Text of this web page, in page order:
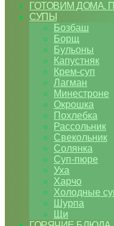
ГОТОВИМ ДОМА.
СУПЫ
Бозбаш
Борщ
Бульоны
Капустняк
Крем-суп
Лагман
Минестроне
Окрошка
Похлебка
Рассольник
Свекольник
Солянка
Суп-пюре
Уха
Харчо
Холодные
Шурпа
Щи